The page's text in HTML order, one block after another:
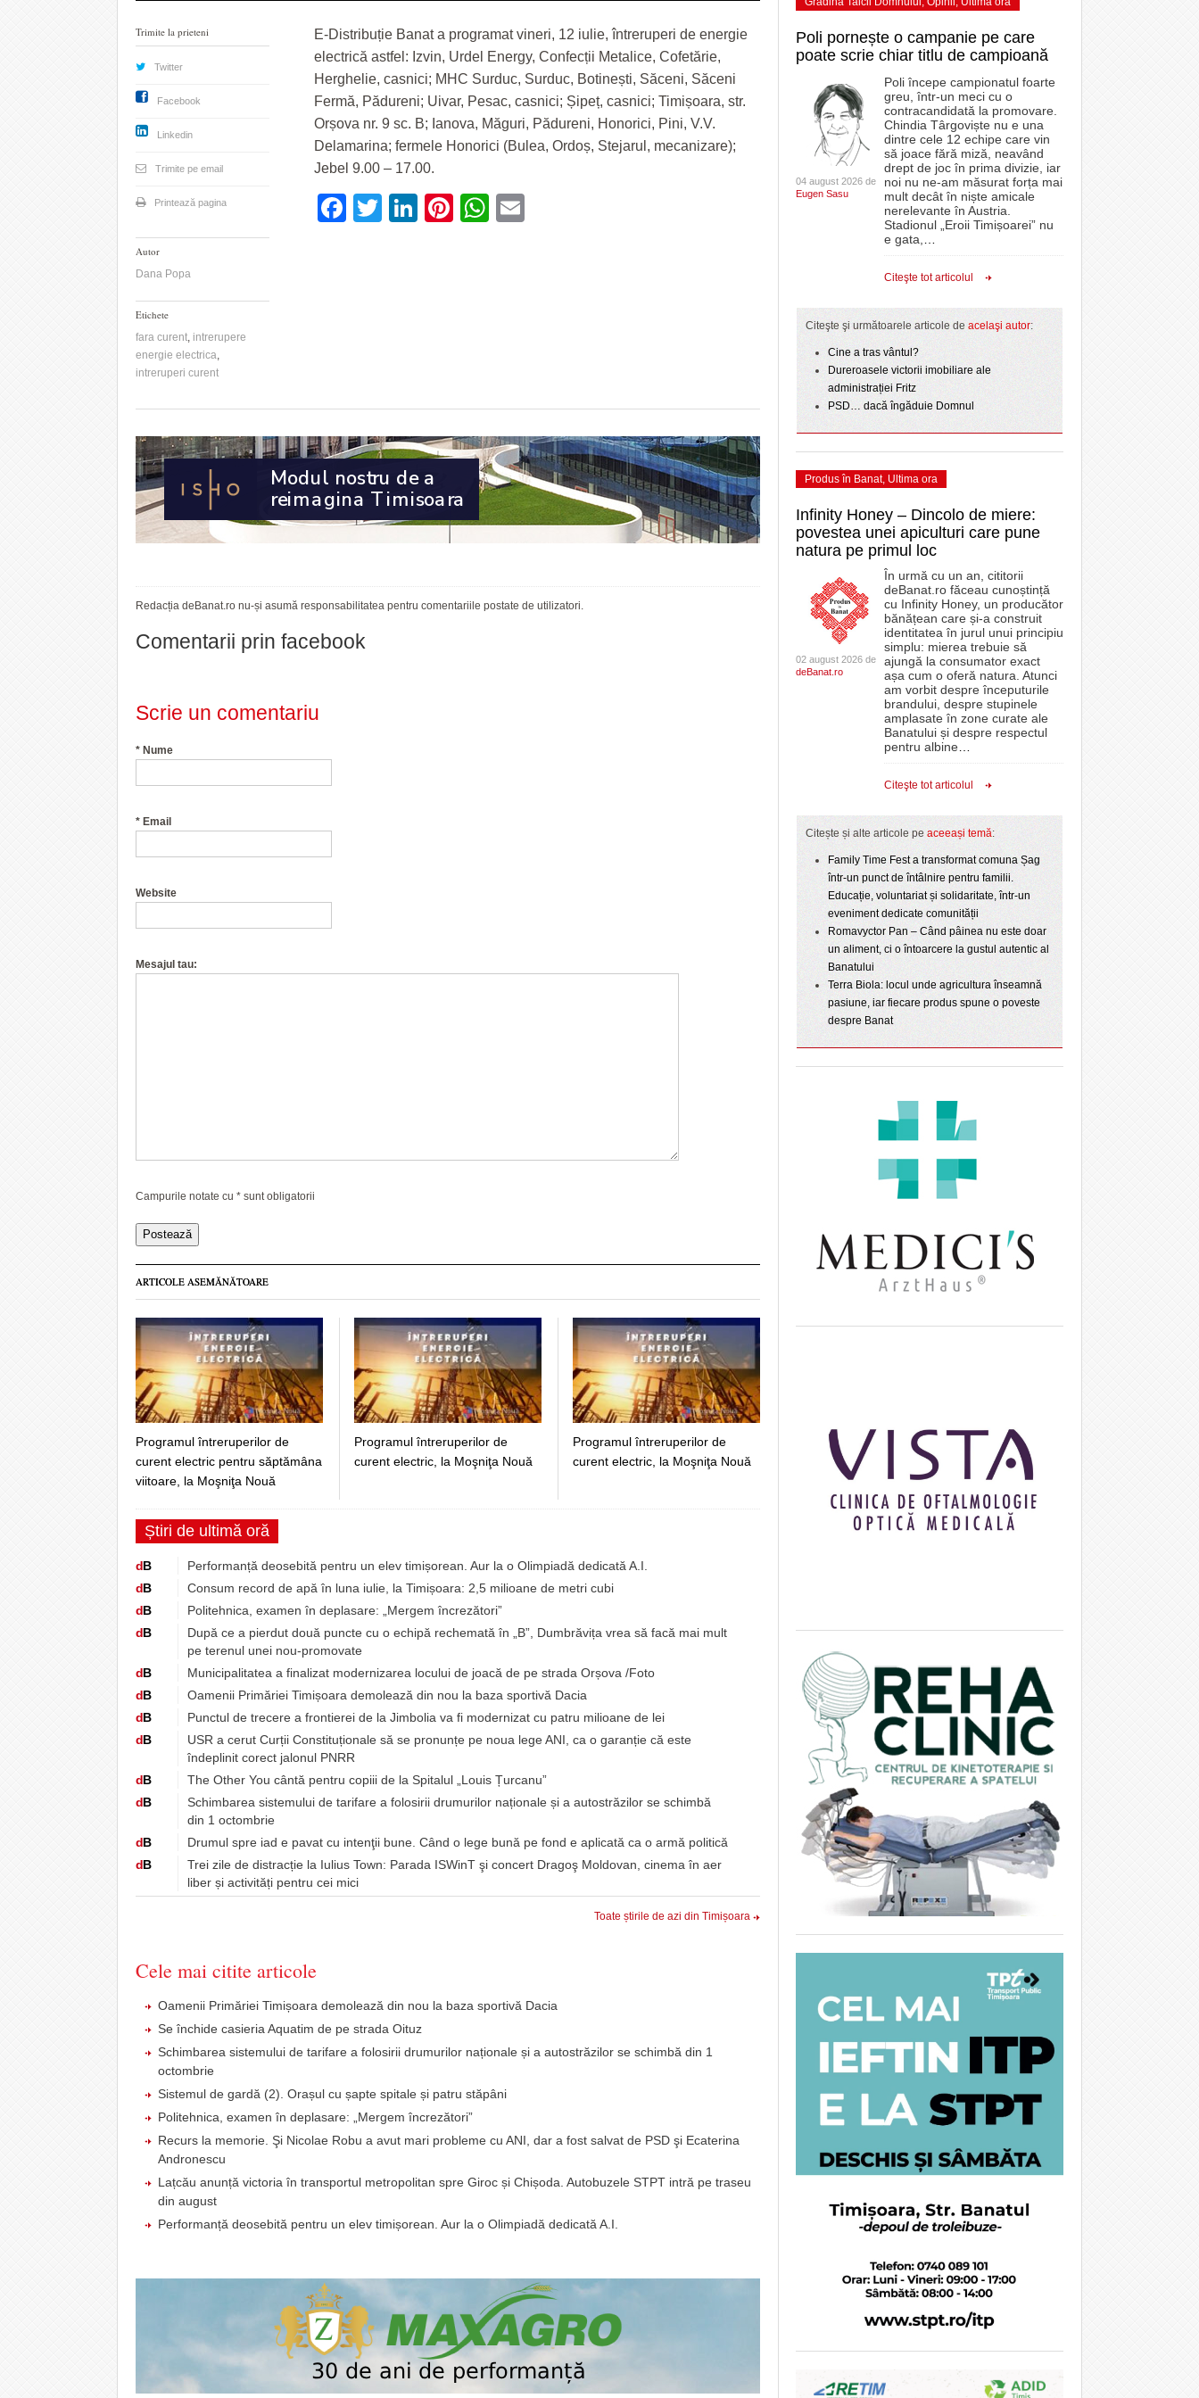
E-Distribuție Banat a programat vineri, 12 iulie, întreruperi de energie
electrică astfel: Izvin, Urdel Energy, Confecții Metalice, Cofetărie,
Herghelie, casnici; MHC Surduc, Surduc, Botinești, Săceni, Săceni
Fermă, Pădureni; Uivar, Pesac, casnici; Șipeț, casnici; Timișoara, str.
Orșova nr. 9 sc. B; Ianova, Măguri, Pădureni, Honorici, Pini, V.V.
Delamarina; fermele Honorici (Bulea, Ordoș, Stejarul, mecanizare);
Jebel 9.00 – 17.00.
Facebook
Twitter
LinkedIn
Pinterest
WhatsApp
Trimite la prieteni
Twitter
Facebook
Linkedin
Trimite pe email
Printează pagina
Autor
Dana Popa
Etichete
fara curent intrerupere
energie electrica
intreruperi curent
Redacția deBanat.ro nu-și asumă responsabilitatea pentru comentariile postate de utilizatori.
Comentarii prin facebook
Scrie un comentariu
* Nume
* Email
Website
Mesajul tau:
Campurile notate cu * sunt obligatorii
ARTICOLE ASEMĂNĂTOARE
Programul întreruperilor de
curent electric pentru săptămâna
viitoare, la Moşniţa Nouă
Programul întreruperilor de
curent electric, la Moşniţa Nouă
Programul întreruperilor de
curent electric, la Moşniţa Nouă
Știri de ultimă oră
dB
Performanță deosebită pentru un elev timișorean. Aur la o Olimpiadă dedicată A.I.
dB
Consum record de apă în luna iulie, la Timișoara: 2,5 milioane de metri cubi
dB
Politehnica, examen în deplasare: „Mergem încrezători”
dB
După ce a pierdut două puncte cu o echipă rechemată în „B”, Dumbrăvița vrea să facă mai mult
pe terenul unei nou-promovate
dB
Municipalitatea a finalizat modernizarea locului de joacă de pe strada Orșova /Foto
dB
Oamenii Primăriei Timișoara demolează din nou la baza sportivă Dacia
dB
Punctul de trecere a frontierei de la Jimbolia va fi modernizat cu patru milioane de lei
dB
USR a cerut Curții Constituționale să se pronunțe pe noua lege ANI, ca o garanție că este
îndeplinit corect jalonul PNRR
dB
The Other You cântă pentru copiii de la Spitalul „Louis Țurcanu”
dB
Schimbarea sistemului de tarifare a folosirii drumurilor naționale și a autostrăzilor se schimbă
din 1 octombrie
dB
Drumul spre iad e pavat cu intenţii bune. Când o lege bună pe fond e aplicată ca o armă politică
dB
Trei zile de distracție la Iulius Town: Parada ISWinT şi concert Dragoş Moldovan, cinema în aer
liber și activități pentru cei mici
Toate știrile de azi din Timișoara
Cele mai citite articole
Oamenii Primăriei Timișoara demolează din nou la baza sportivă Dacia
Se închide casieria Aquatim de pe strada Oituz
Schimbarea sistemului de tarifare a folosirii drumurilor naționale și a autostrăzilor se schimbă din 1
octombrie
Sistemul de gardă (2). Orașul cu șapte spitale și patru stăpâni
Politehnica, examen în deplasare: „Mergem încrezători”
Recurs la memorie. Şi Nicolae Robu a avut mari probleme cu ANI, dar a fost salvat de PSD şi Ecaterina
Andronescu
Lațcău anunță victoria în transportul metropolitan spre Giroc și Chișoda. Autobuzele STPT intră pe traseu
din august
Performanță deosebită pentru un elev timișorean. Aur la o Olimpiadă dedicată A.I.
Poli pornește o campanie pe care
poate scrie chiar titlu de campioană
04 august 2026 de
Eugen Sasu
Poli începe campionatul foarte
greu, într-un meci cu o
contracandidată la promovare.
Chindia Târgoviște nu e una
dintre cele 12 echipe care vin
să joace fără miză, neavând
drept de joc în prima divizie, iar
noi nu ne-am măsurat forța mai
mult decât în niște amicale
nerelevante în Austria.
Stadionul „Eroii Timișoarei” nu
e gata,
Citeşte tot articolul
Citeşte şi următoarele articole de acelaşi autor:
Cine a tras vântul?
Dureroasele victorii imobiliare ale
administrației Fritz
PSD… dacă îngăduie Domnul
Produs în Banat, Ultima ora
Infinity Honey – Dincolo de miere:
povestea unei apiculturi care pune
natura pe primul loc
02 august 2026 de
deBanat.ro
În urmă cu un an, cititorii
deBanat.ro făceau cunoștință
cu Infinity Honey, un producător
bănățean care și-a construit
identitatea în jurul unui principiu
simplu: mierea trebuie să
ajungă la consumator exact
așa cum o oferă natura. Atunci
am vorbit despre începuturile
brandului, despre stupinele
amplasate în zone curate ale
Banatului și despre respectul
pentru albine
Citeşte tot articolul
Citește și alte articole pe aceeași temă:
Family Time Fest a transformat comuna Șag
într-un punct de întâlnire pentru familii.
Educație, voluntariat și solidaritate, într-un
eveniment dedicate comunității
Romavyctor Pan – Când pâinea nu este doar
un aliment, ci o întoarcere la gustul autentic al
Banatului
Terra Biola: locul unde agricultura înseamnă
pasiune, iar fiecare produs spune o poveste
despre Banat